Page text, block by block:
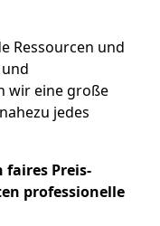
Ressourcen und
wir eine große
jedes
faires Preis-
professionelle